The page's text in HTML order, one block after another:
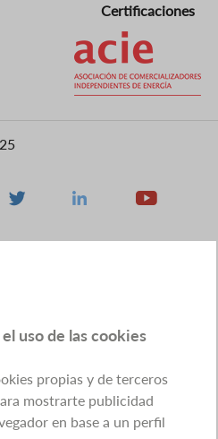
Certificaciones
X Linkedin Youtube
uso de las cookies
propias y de terceros
mostrarte publicidad
en base a un perfil